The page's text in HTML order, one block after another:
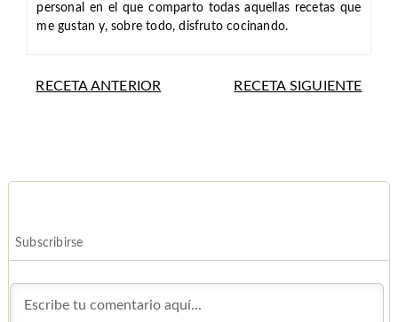
personal en el que comparto todas aquellas recetas que
me gustan y, sobre todo, disfruto cocinando.
RECETA ANTERIOR RECETA SIGUIENTE
Subscribirse